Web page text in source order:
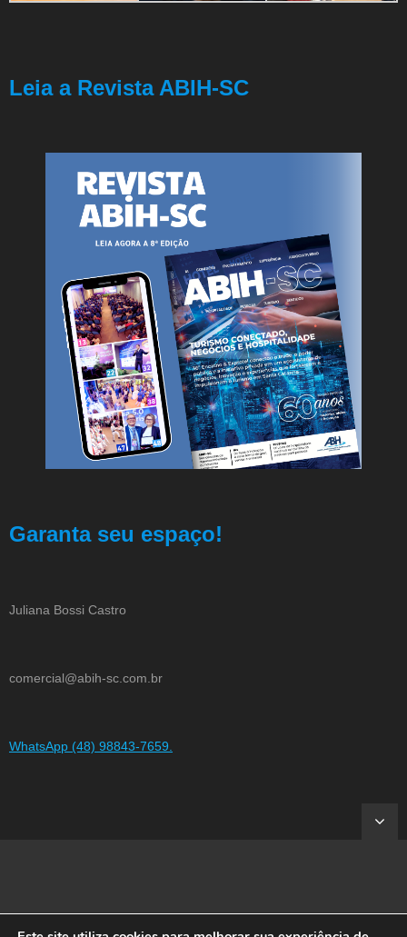
Leia a Revista ABIH-SC
Garanta seu espaço!
Juliana Bossi Castro
comercial@abih-sc.com.br
WhatsApp (48) 98843-7659.